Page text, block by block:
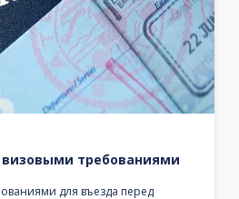
визовыми требованиями
для въезда перед